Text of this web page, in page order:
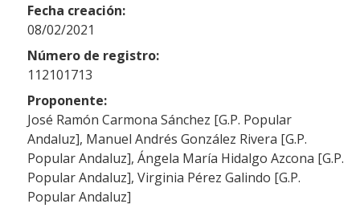
Fecha creación:
08/02/2021
Número de registro:
112101713
Proponente:
José Ramón Carmona Sánchez [G.P. Popular
Andaluz], Manuel Andrés González Rivera [G.P.
Popular Andaluz], Ángela María Hidalgo Azcona [G.P.
Popular Andaluz], Virginia Pérez Galindo [G.P.
Popular Andaluz]